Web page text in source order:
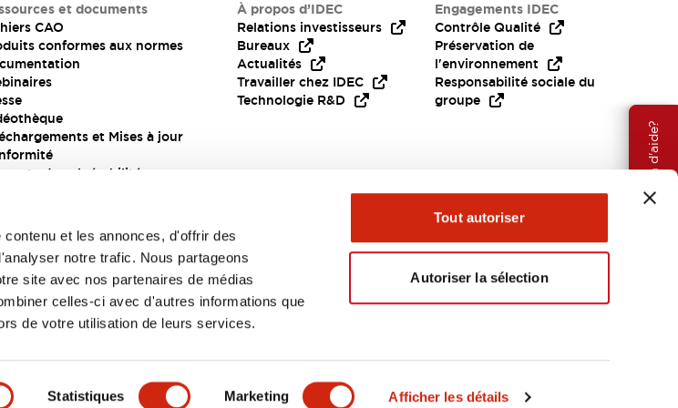
et les annonces, d'offrir des
notre trafic. Nous partageons
site avec nos partenaires de médias
celles-ci avec d'autres informations que
de votre utilisation de leurs services.
Statistiques Marketing Afficher les détails
Tout autoriser
Autoriser la sélection
Besoin d'aide?
CLÉS SPÉCIFICATIONS DOCUMENTS ET FICHIERS
et documents
CAO
conformes aux normes
et Mises à jour
de vulnérabilité
À propos d’IDEC
Relations investisseurs
Bureaux
Actualités
Travailler chez IDEC
Technologie R&D
Engagements IDEC
Contrôle Qualité
Préservation de
l'environnement
Responsabilité sociale du
groupe
EMEA